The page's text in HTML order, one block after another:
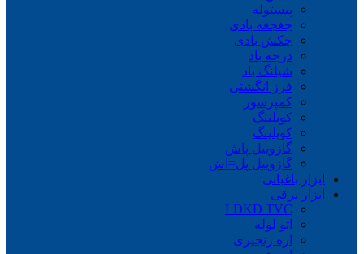
پیستوله
جغجغه بادی
چکش بادی
درجه باد
شیلنگ باد
فرز انگشتی
کمپرسور
کوبلینگ
کوپلینگ
گازوییل پاش
گازوییل پل=اش
ابزار باغبانی
ابزار برقی
LDKD TVC
اتو لوله
اره زنجیری